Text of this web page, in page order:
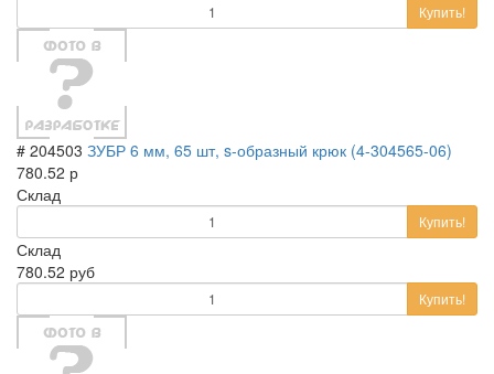
Купить!
# 204503 ЗУБР 6 мм, 65 шт, s-образный крюк (4-304565-06)
780.52 р
Склад
Купить!
Склад
780.52 руб
Купить!